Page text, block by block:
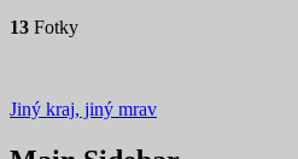
13 Fotky
Jiný kraj, jiný mrav